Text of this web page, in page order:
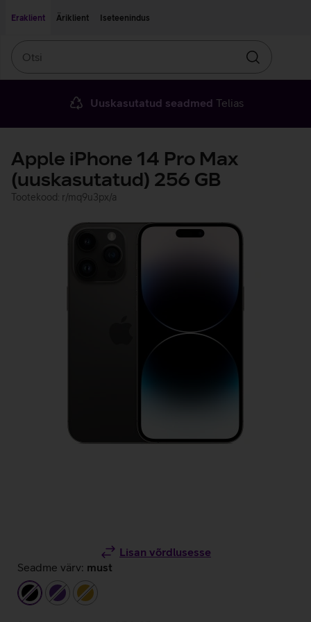
Eraklient
Äriklient Iseteenindus
Otsin
Uuskasutatud seadmed Telias
Apple iPhone 14 Pro Max
(uuskasutatud) 256 GB
Tootekood: r/mq9u3px/a
Lisan võrdlusesse
Seadme värv: must
musttumelillakuldne